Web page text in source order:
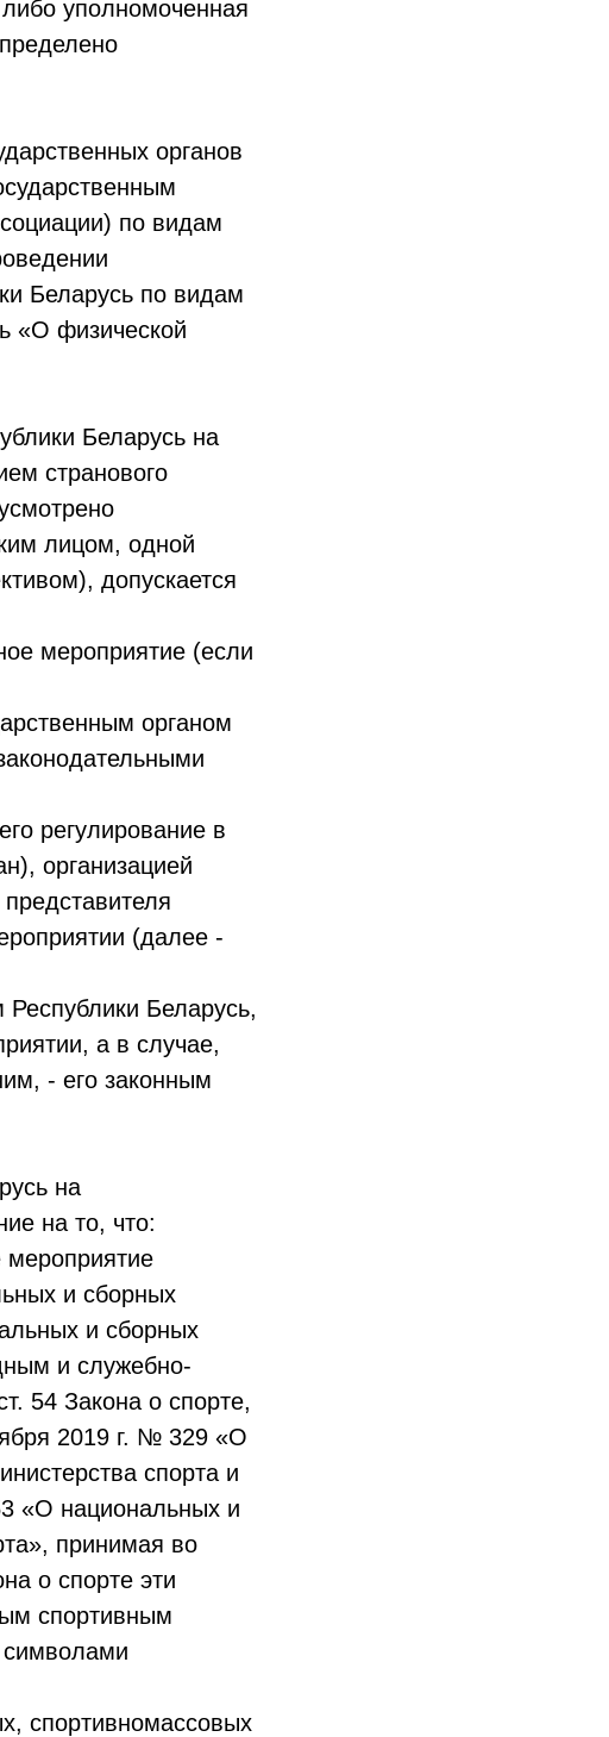
либо уполномоченная
органов
по видам
Беларусь по видам
«О физической
Беларусь на
странового
лицом, одной
допускается
мероприятие (если
органом
регулирование в
организацией
(далее -
Беларусь,
а в случае,
- его законным
на
на то, что:
мероприятие
и сборных
и сборных
и служебно-
54 Закона о спорте,
2019 г. № 329 «О
спорта и
«О национальных и
принимая во
о спорте эти
спортивным
символами
спортивномассовых